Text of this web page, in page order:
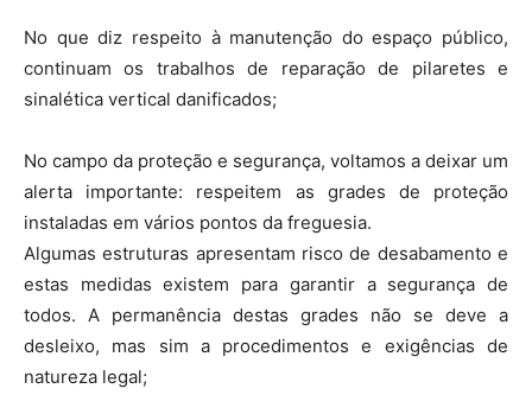
No que diz respeito à manutenção do espaço público,
continuam os trabalhos de reparação de pilaretes e
sinalética vertical danificados;
No campo da proteção e segurança, voltamos a deixar um
alerta importante: respeitem as grades de proteção
instaladas em vários pontos da freguesia.
Algumas estruturas apresentam risco de desabamento e
estas medidas existem para garantir a segurança de
todos. A permanência destas grades não se deve a
desleixo, mas sim a procedimentos e exigências de
natureza legal;